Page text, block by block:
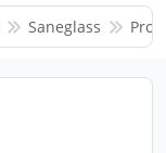
Saneglass